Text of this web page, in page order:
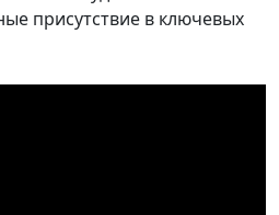
присутствие в ключевых